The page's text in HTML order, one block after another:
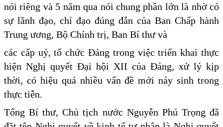
nói riêng và 5 năm qua nói chung phần lớn là nhờ có
sự lãnh đạo, chỉ đạo đúng đắn của Ban Chấp hành
Trung ương, Bộ Chính trị, Ban Bí thư và
các cấp uỷ, tổ chức Đảng trong việc triển khai thực
hiện Nghị quyết Đại hội XII của Đảng, xử lý kịp
thời, có hiệu quả nhiều vấn đề mới nảy sinh trong
thực tiễn.
Tổng Bí thư, Chủ tịch nước Nguyễn Phú Trọng đã